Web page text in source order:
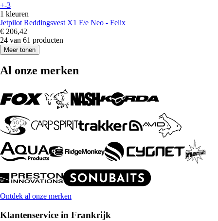
+-3
1 kleuren
Jetpilot Reddingsvest X1 F/e Neo - Felix
€ 206,42
24 van 61 producten
Meer tonen
Al onze merken
Ontdek al onze merken
Klantenservice in Frankrijk